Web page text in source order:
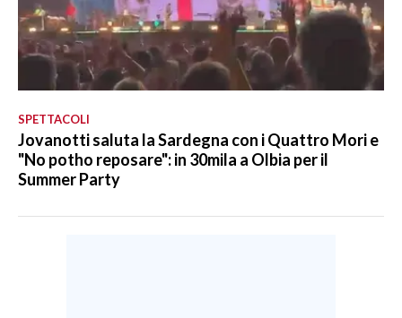
SPETTACOLI
Jovanotti saluta la Sardegna con i Quattro Mori e
"No potho reposare": in 30mila a Olbia per il
Summer Party